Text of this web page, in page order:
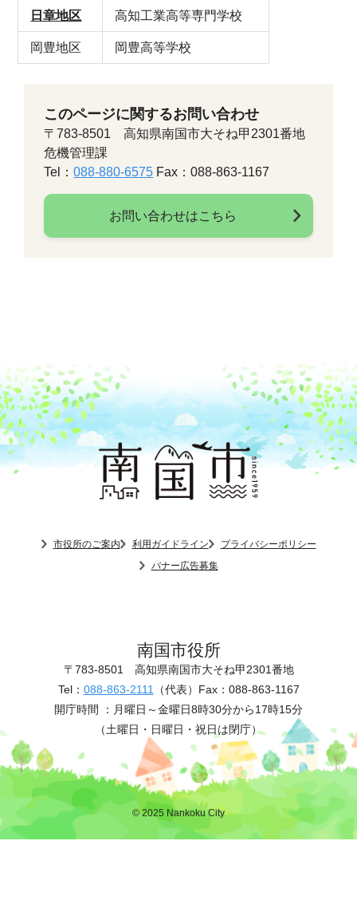
日章地区
高知工業高等専門学校
岡豊地区 岡豊高等学校
このページに関するお問い合わせ
〒783-8501 高知県南国市大そね甲2301番地
危機管理課
Tel：088-880-6575 Fax：088-863-1167
お問い合わせはこちら
市役所のご案内 利用ガイドライン
プライバシーポリシー
バナー広告募集
南国市役所
〒783-8501 高知県南国市大そね甲2301番地
Tel： 088-863-2111 （代表） Fax：088-863-1167
開庁時間 ： 月曜日～金曜日8時30分から17時15分
（土曜日・日曜日・祝日は閉庁）
© 2025 Nankoku City